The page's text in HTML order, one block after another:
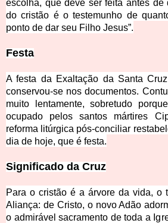
escolha, que deve ser feita antes de
do cristão é o testemunho de
ponto de dar seu Filho Jesus”.
Festa
A festa da Exaltação da Santa
conservou-se nos documentos.
muito lentamente, sobretudo
ocupado pelos santos mártires
reforma litúrgica pós-conciliar
dia de hoje, que é festa.
Significado da Cruz
Para o cristão é a árvore da vida, o
Aliança: de Cristo, o novo Adão
o admirável sacramento de toda a